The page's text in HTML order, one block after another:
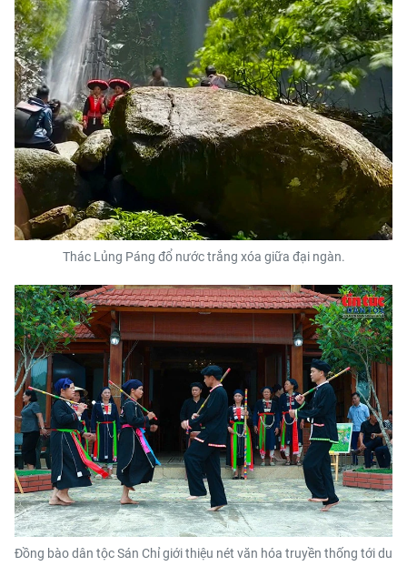
Thác Lủng Páng đổ nước trắng xóa giữa đại ngàn.
Đồng bào dân tộc Sán Chỉ giới thiệu nét văn hóa truyền thống tới du